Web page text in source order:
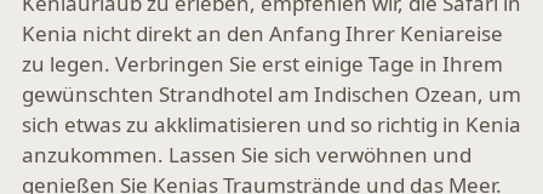
Kenia nicht direkt an den Anfang Ihrer Keniareise
zu legen. Verbringen Sie erst einige Tage in Ihrem
gewünschten Strandhotel am Indischen Ozean, um
sich etwas zu akklimatisieren und so richtig in Kenia
anzukommen. Lassen Sie sich verwöhnen und
genießen Sie Kenias Traumstrände und das Meer.